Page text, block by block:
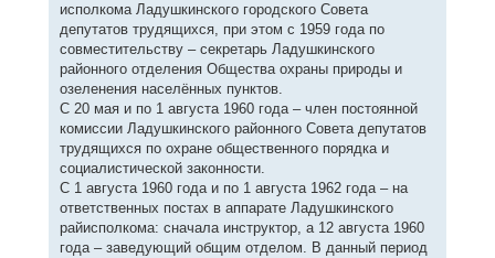
исполкома Ладушкинского городского Совета
депутатов трудящихся, при этом с 1959 года по
совместительству – секретарь Ладушкинского
районного отделения Общества охраны природы и
озеленения населённых пунктов.
С 20 мая и по 1 августа 1960 года – член постоянной
комиссии Ладушкинского районного Совета депутатов
трудящихся по охране общественного порядка и
социалистической законности.
С 1 августа 1960 года и по 1 августа 1962 года – на
ответственных постах в аппарате Ладушкинского
райисполкома: сначала инструктор, а 12 августа 1960
года – заведующий общим отделом. В данный период